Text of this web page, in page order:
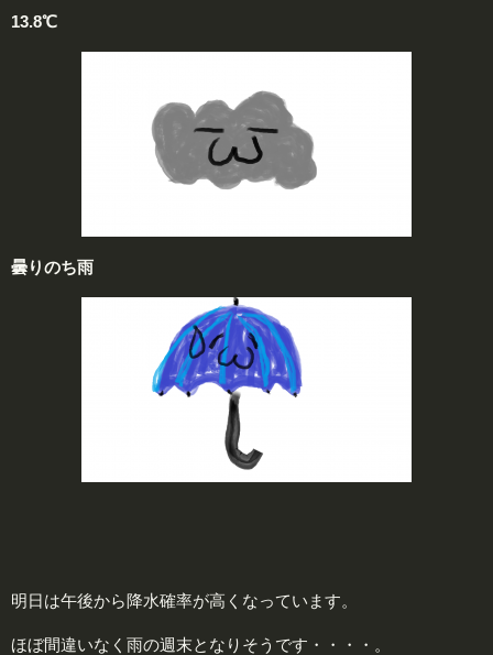
13.8℃
曇りのち雨
明日は午後から降水確率が高くなっています。
ほぼ間違いなく雨の週末となりそうです・・・・。